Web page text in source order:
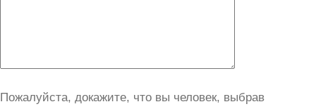
Пожалуйста, докажите, что вы человек, выбрав